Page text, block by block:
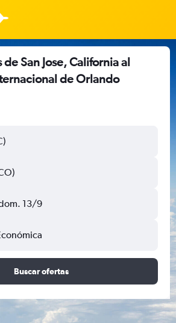
San Jose, California al
de Orlando
13/9
Buscar ofertas